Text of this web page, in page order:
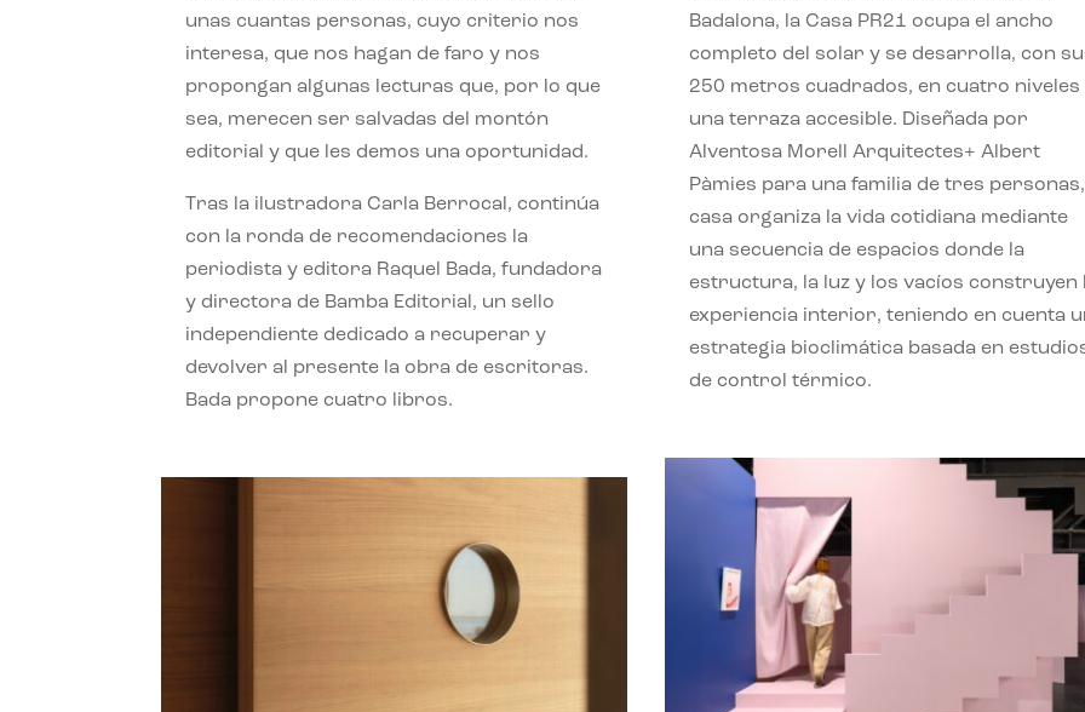
unas cuantas personas, cuyo criterio nos
interesa, que nos hagan de faro y nos
propongan algunas lecturas que, por lo que
sea, merecen ser salvadas del montón
editorial y que les demos una oportunidad.
Tras la ilustradora Carla Berrocal, continúa
con la ronda de recomendaciones la
periodista y editora Raquel Bada, fundadora
y directora de Bamba Editorial, un sello
independiente dedicado a recuperar y
devolver al presente la obra de escritoras.
Bada propone cuatro libros.
Badalona, la Casa PR21 ocupa el ancho
completo del solar y se desarrolla, con
250 metros cuadrados, en cuatro niveles
una terraza accesible. Diseñada por
Alventosa Morell Arquitectes+ Albert
Pàmies para una familia de tres
casa organiza la vida cotidiana mediante
una secuencia de espacios donde la
estructura, la luz y los vacíos construyen
experiencia interior, teniendo en cuenta
estrategia bioclimática basada en
de control térmico.